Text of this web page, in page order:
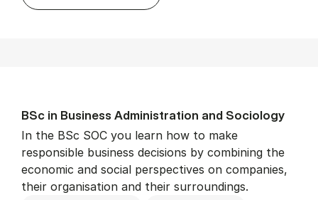
BSc in Busi­ness Ad­min­is­tra­tion and So­ci­ology
In the BSc SOC you learn how to make
responsible business decisions by combining the
economic and social perspectives on companies,
their organisation and their surroundings.